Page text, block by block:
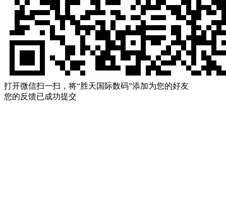
打开微信扫一扫，将“胜天国际数码”添加为您的好友
您的反馈已成功提交